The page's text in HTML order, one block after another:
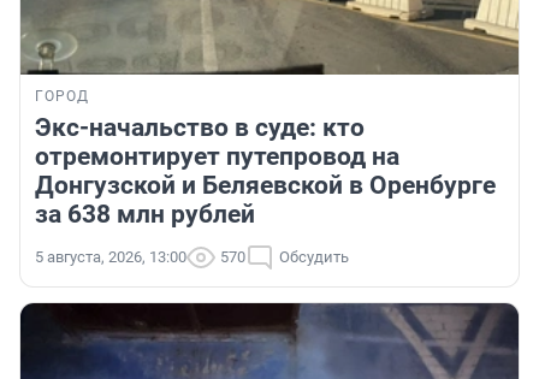
ГОРОД
Экс-начальство в суде: кто
отремонтирует путепровод на
Донгузской и Беляевской в Оренбурге
за 638 млн рублей
5 августа, 2026, 13:00 570 Обсудить